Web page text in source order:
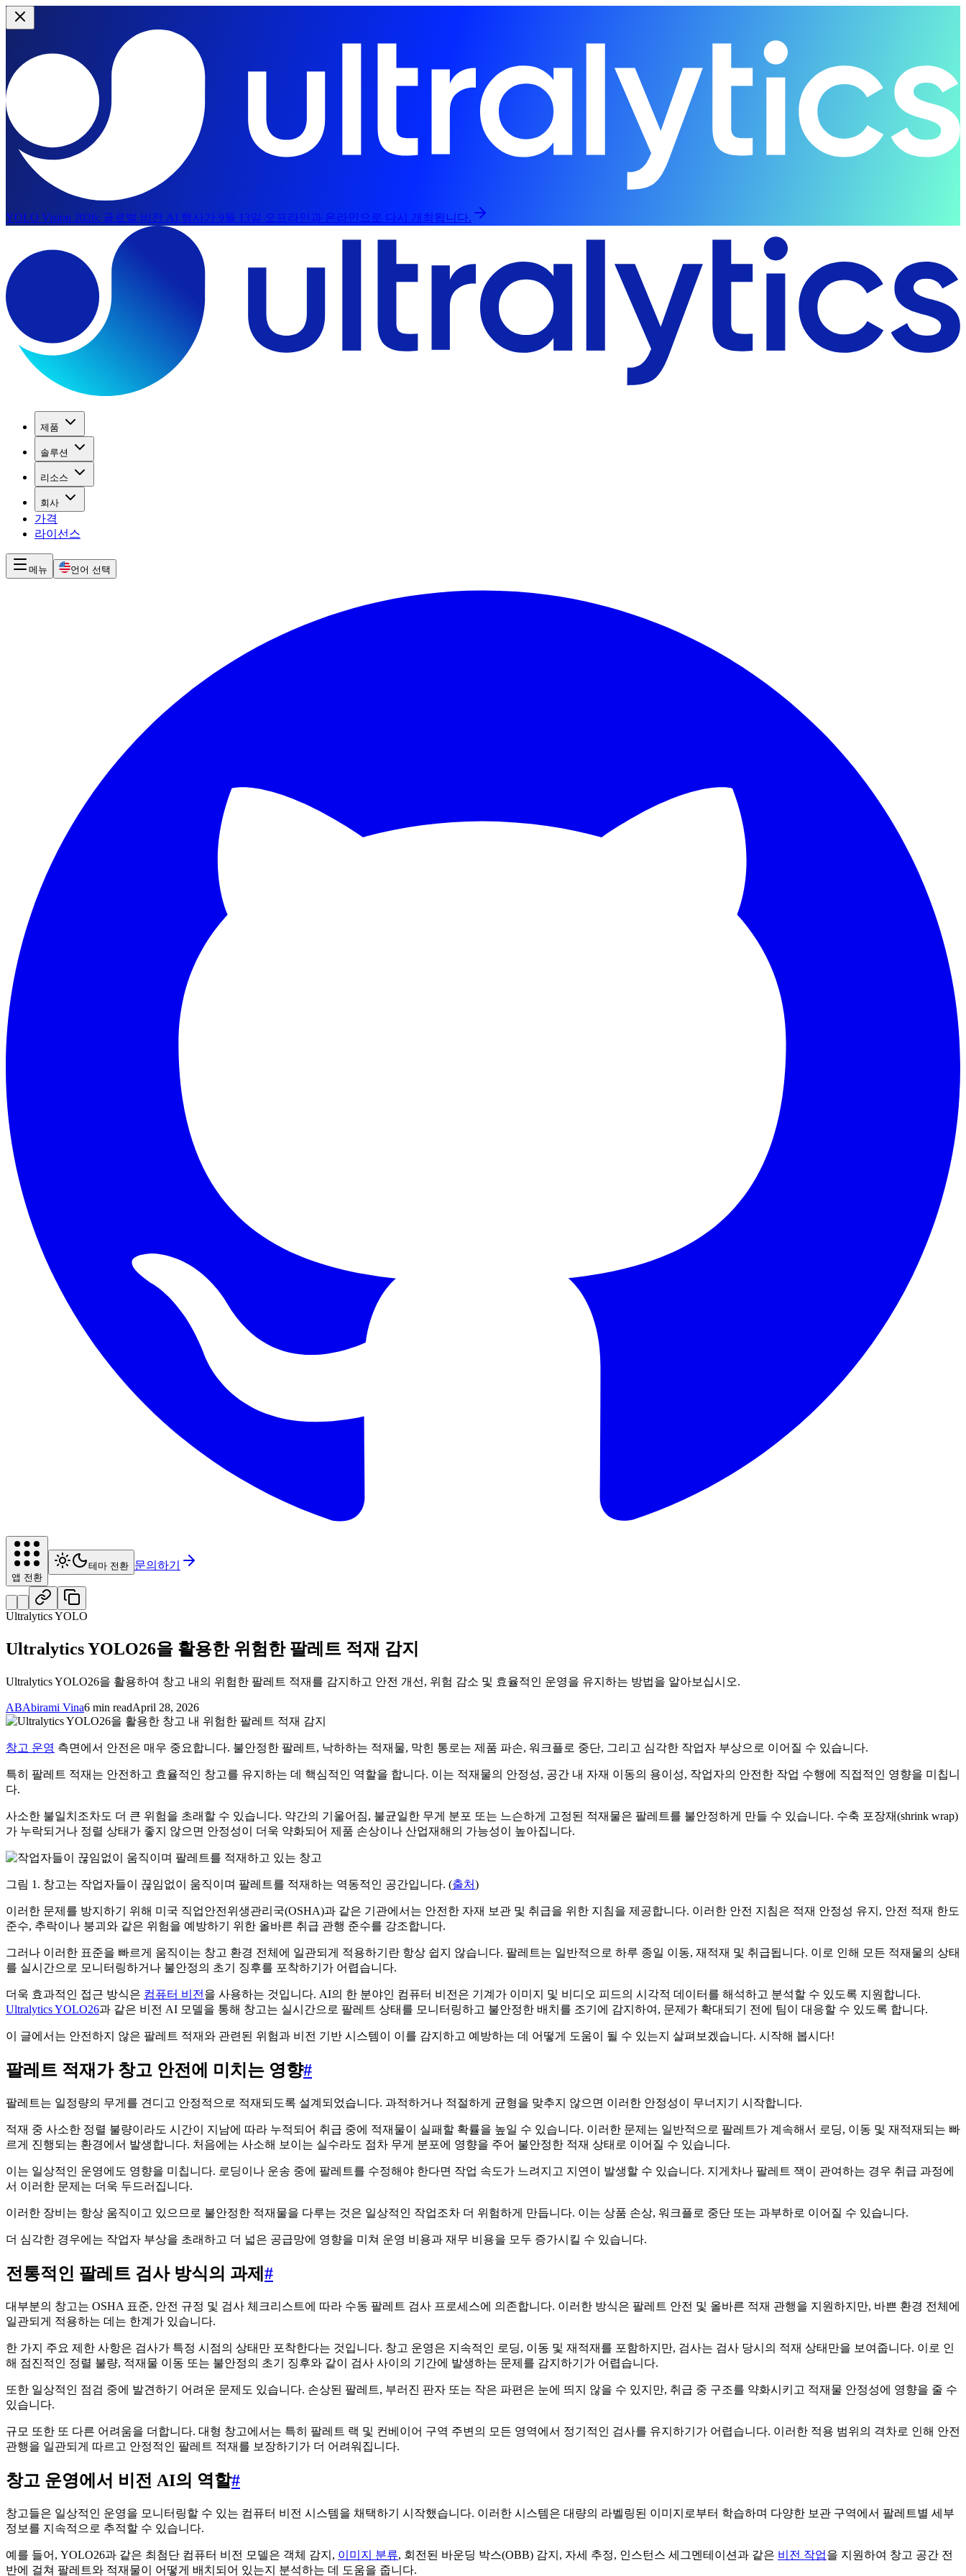
YOLO Vision 2026: 글로벌 비전 AI 행사가 9월 13일 오프라인과 온라인으로 다시 개최됩니다.
제품
솔루션
리소스
회사
가격
라이선스
메뉴 언어 선택
앱 전환
테마 전환 문의하기
Ultralytics YOLO
Ultralytics YOLO26을 활용한 위험한 팔레트 적재 감지
Ultralytics YOLO26을 활용하여 창고 내의 위험한 팔레트 적재를 감지하고 안전 개선, 위험 감소 및 효율적인 운영을 유지하는 방법을 알아보십시오.
ABAbirami Vina6 min readApril 28, 2026
창고 운영 측면에서 안전은 매우 중요합니다. 불안정한 팔레트, 낙하하는 적재물, 막힌 통로는 제품 파손, 워크플로 중단, 그리고 심각한 작업자 부상으로 이어질 수 있습니다.
특히 팔레트 적재는 안전하고 효율적인 창고를 유지하는 데 핵심적인 역할을 합니다. 이는 적재물의 안정성, 공간 내 자재 이동의 용이성, 작업자의 안전한 작업 수행에 직접적인 영향을 미칩니
다.
사소한 불일치조차도 더 큰 위험을 초래할 수 있습니다. 약간의 기울어짐, 불균일한 무게 분포 또는 느슨하게 고정된 적재물은 팔레트를 불안정하게 만들 수 있습니다. 수축 포장재(shrink wrap)
가 누락되거나 정렬 상태가 좋지 않으면 안정성이 더욱 약화되어 제품 손상이나 산업재해의 가능성이 높아집니다.
그림 1. 창고는 작업자들이 끊임없이 움직이며 팔레트를 적재하는 역동적인 공간입니다. (출처)
이러한 문제를 방지하기 위해 미국 직업안전위생관리국(OSHA)과 같은 기관에서는 안전한 자재 보관 및 취급을 위한 지침을 제공합니다. 이러한 안전 지침은 적재 안정성 유지, 안전 적재 한도
준수, 추락이나 붕괴와 같은 위험을 예방하기 위한 올바른 취급 관행 준수를 강조합니다.
그러나 이러한 표준을 빠르게 움직이는 창고 환경 전체에 일관되게 적용하기란 항상 쉽지 않습니다. 팔레트는 일반적으로 하루 종일 이동, 재적재 및 취급됩니다. 이로 인해 모든 적재물의 상태
를 실시간으로 모니터링하거나 불안정의 초기 징후를 포착하기가 어렵습니다.
더욱 효과적인 접근 방식은 컴퓨터 비전 을 사용하는 것입니다. AI의 한 분야인 컴퓨터 비전은 기계가 이미지 및 비디오 피드의 시각적 데이터를 해석하고 분석할 수 있도록 지원합니다.
Ultralytics YOLO26과 같은 비전 AI 모델을 통해 창고는 실시간으로 팔레트 상태를 모니터링하고 불안정한 배치를 조기에 감지하여, 문제가 확대되기 전에 팀이 대응할 수 있도록 합니다.
이 글에서는 안전하지 않은 팔레트 적재와 관련된 위험과 비전 기반 시스템이 이를 감지하고 예방하는 데 어떻게 도움이 될 수 있는지 살펴보겠습니다. 시작해 봅시다!
팔레트 적재가 창고 안전에 미치는 영향#
팔레트는 일정량의 무게를 견디고 안정적으로 적재되도록 설계되었습니다. 과적하거나 적절하게 균형을 맞추지 않으면 이러한 안정성이 무너지기 시작합니다.
적재 중 사소한 정렬 불량이라도 시간이 지남에 따라 누적되어 취급 중에 적재물이 실패할 확률을 높일 수 있습니다. 이러한 문제는 일반적으로 팔레트가 계속해서 로딩, 이동 및 재적재되는 빠
르게 진행되는 환경에서 발생합니다. 처음에는 사소해 보이는 실수라도 점차 무게 분포에 영향을 주어 불안정한 적재 상태로 이어질 수 있습니다.
이는 일상적인 운영에도 영향을 미칩니다. 로딩이나 운송 중에 팔레트를 수정해야 한다면 작업 속도가 느려지고 지연이 발생할 수 있습니다. 지게차나 팔레트 잭이 관여하는 경우 취급 과정에
서 이러한 문제는 더욱 두드러집니다.
이러한 장비는 항상 움직이고 있으므로 불안정한 적재물을 다루는 것은 일상적인 작업조차 더 위험하게 만듭니다. 이는 상품 손상, 워크플로 중단 또는 과부하로 이어질 수 있습니다.
더 심각한 경우에는 작업자 부상을 초래하고 더 넓은 공급망에 영향을 미쳐 운영 비용과 재무 비용을 모두 증가시킬 수 있습니다.
전통적인 팔레트 검사 방식의 과제 #
대부분의 창고는 OSHA 표준, 안전 규정 및 검사 체크리스트에 따라 수동 팔레트 검사 프로세스에 의존합니다. 이러한 방식은 팔레트 안전 및 올바른 적재 관행을 지원하지만, 바쁜 환경 전체에
일관되게 적용하는 데는 한계가 있습니다.
한 가지 주요 제한 사항은 검사가 특정 시점의 상태만 포착한다는 것입니다. 창고 운영은 지속적인 로딩, 이동 및 재적재를 포함하지만, 검사는 검사 당시의 적재 상태만을 보여줍니다. 이로 인
해 점진적인 정렬 불량, 적재물 이동 또는 불안정의 초기 징후와 같이 검사 사이의 기간에 발생하는 문제를 감지하기가 어렵습니다.
또한 일상적인 점검 중에 발견하기 어려운 문제도 있습니다. 손상된 팔레트, 부러진 판자 또는 작은 파편은 눈에 띄지 않을 수 있지만, 취급 중 구조를 약화시키고 적재물 안정성에 영향을 줄 수
있습니다.
규모 또한 또 다른 어려움을 더합니다. 대형 창고에서는 특히 팔레트 랙 및 컨베이어 구역 주변의 모든 영역에서 정기적인 검사를 유지하기가 어렵습니다. 이러한 적용 범위의 격차로 인해 안전
관행을 일관되게 따르고 안정적인 팔레트 적재를 보장하기가 더 어려워집니다.
창고 운영에서 비전 AI의 역할#
창고들은 일상적인 운영을 모니터링할 수 있는 컴퓨터 비전 시스템을 채택하기 시작했습니다. 이러한 시스템은 대량의 라벨링된 이미지로부터 학습하며 다양한 보관 구역에서 팔레트별 세부
정보를 지속적으로 추적할 수 있습니다.
예를 들어, YOLO26과 같은 최첨단 컴퓨터 비전 모델은 객체 감지, 이미지 분류, 회전된 바운딩 박스(OBB) 감지, 자세 추정, 인스턴스 세그멘테이션과 같은 비전 작업을 지원하여 창고 공간 전
반에 걸쳐 팔레트와 적재물이 어떻게 배치되어 있는지 분석하는 데 도움을 줍니다.